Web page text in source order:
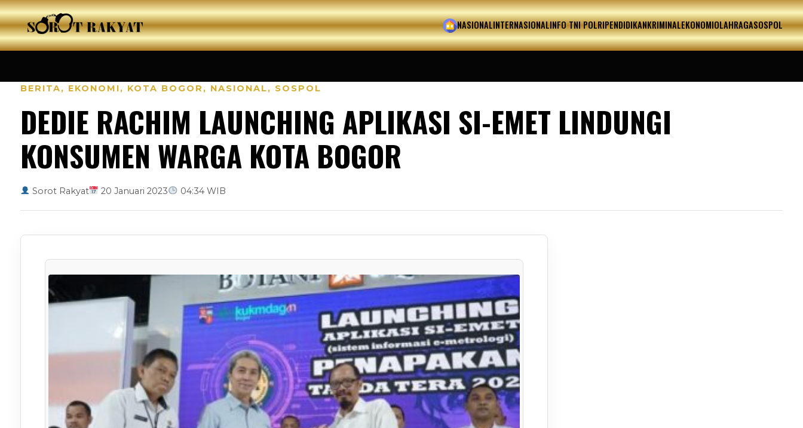
HOME
NASIONALINTERNASIONALINFO TNI POLRIPENDIDIKANKRIMINALEKONOMIOLAHRAGASOSPOL
BERITA, EKONOMI, KOTA BOGOR , NASIONAL, SOSPOL
DEDIE RACHIM LAUNCHING APLIKASI SI-EMET LINDUNGI
KONSUMEN WARGA KOTA BOGOR
Sorot Rakyat 20 Januari 2023 04:34 WIB